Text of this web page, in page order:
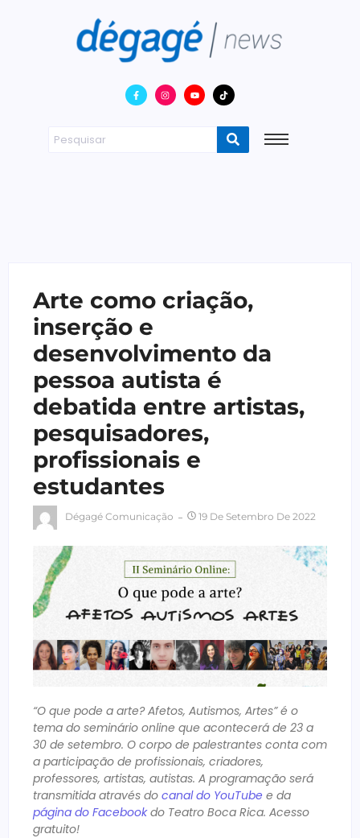
Arte como criação,
inserção e
desenvolvimento da
pessoa autista é
debatida entre artistas,
pesquisadores,
profissionais e
estudantes
Dégagé Comunicação 19 De Setembro De 2022
“O que pode a arte? Afetos, Autismos, Artes” é o
tema do seminário online que acontecerá de 23 a
30 de setembro. O corpo de palestrantes conta com
a participação de profissionais, criadores,
professores, artistas, autistas. A programação será
transmitida através do canal do YouTube e da
página do Facebookdo Teatro Boca Rica. Acesso
gratuito!